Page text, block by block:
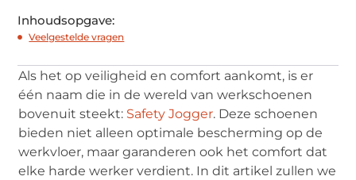
Inhoudsopgave:
Veelgestelde vragen
Als het op veiligheid en comfort aankomt, is er
één naam die in de wereld van werkschoenen
bovenuit steekt: Safety Jogger. Deze schoenen
bieden niet alleen optimale bescherming op de
werkvloer, maar garanderen ook het comfort dat
elke harde werker verdient. In dit artikel zullen we